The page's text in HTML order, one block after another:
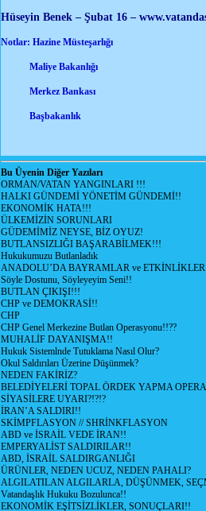
Hüseyin Benek – Şubat 16 –
Notlar: Hazine Müsteşarlığı
Maliye Bakanlığı
Merkez Bankası
Başbakanlık
Bu Üyenin Diğer Yazıları
ORMAN/VATAN YANGINLARI !!!
HALKI GÜNDEMİ YÖNETİM GÜNDEMİ!!
EKONOMİK HATA!!!
ÜLKEMİZİN SORUNLARI
GÜDEMİMİZ NEYSE, BİZ OYUZ!
BUTLANSIZLIĞI BAŞARABİLMEK!!!
Hukukumuzu Butlanladık
ANADOLU’DA BAYRAMLAR ve ETKİNLİKLER
Söyle Dostunu, Söyleyeyim Seni!!
BUTLAN ÇIKIŞI!!!
CHP ve DEMOKRASİ!!
CHP
CHP Genel Merkezine Butlan Operasyonu!!??
MUHALİF DAYANIŞMA!!
Hukuk Sistemlnde Tutuklama Nasıl Olur?
Okul Saldırıları Üzerine Düşünmek?
NEDEN FAKİRİZ?
BELEDİYELERİ TOPAL ÖRDEK YAPMA
SİYASİLERE UYARI?!?!?
İRAN’A SALDIRI!!
SKİMPFLASYON // SHRİNKFLASYON
ABD ve İSRAİL VEDE İRAN!!
EMPERYALİST SALDIRILAR!!
ABD, İSRAİL SALDIRGANLIĞI
ÜRÜNLER, NEDEN UCUZ, NEDEN PAHALI?
ALGILATILAN ALGILARLA, DÜŞÜNMEK,
Vatandaşlık Hukuku Bozulunca!!
EKONOMİK EŞİTSİZLİKLER, SONUÇLARI!!